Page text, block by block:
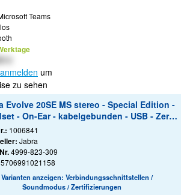
Teams
€
anmelden um
zu sehen
Evolve 20SE MS stereo - Special Edition -
- On-Ear - kabelgebunden - USB - Zertifi
Skype für Unternehmen
1006841
Jabra
4999-823-309
5706991021158
Varianten anzeigen: Verbindungsschnittstellen /
Soundmodus / Zertifizierungen